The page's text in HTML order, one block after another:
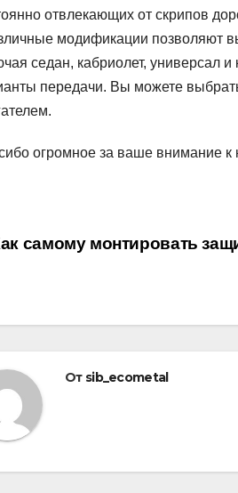
отвлекающих от скрипов
модификации позволяют
седан, кабриолет, универсал
передачи. Вы можете
огромное за ваше внимание
самому монтировать
От sib_ecometal